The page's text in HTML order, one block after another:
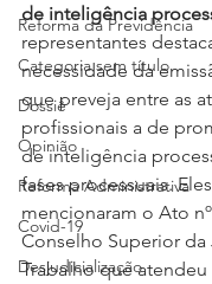
Reforma da Previdência
Categoria sem título
Dossiê
Opinião
Reforma Administrativa
Covid-19
Desjudicialização
de inteligência
representantes
necessidade da
que preveja entre as
profissionais a de
de inteligência
fases processuais.
mencionaram o Ato
Conselho Superior da
Trabalho que atendeu